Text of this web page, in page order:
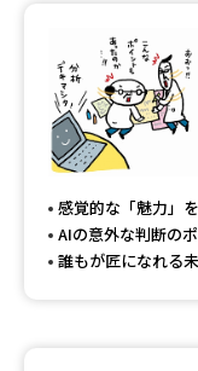
高等学校（情報）教員資
大学で学べる内容
感覚的な「魅力」
AIの意外な判断の
誰もが匠になれる